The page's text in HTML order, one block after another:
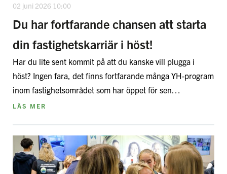
02 juni 2026 10:00
Du har fortfarande chansen att starta
din fastighetskarriär i höst!
Har du lite sent kommit på att du kanske vill plugga i
höst? Ingen fara, det finns fortfarande många YH-program
inom fastighetsområdet som har öppet för sen…
LÄS MER